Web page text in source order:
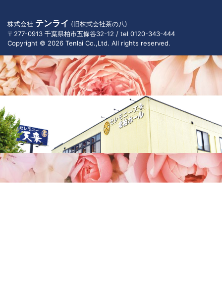
株式会社 テンライ (旧株式会社茶の八)
〒277-0913 千葉県柏市五條谷32-12 / tel 0120-343-444
Copyright © 2026 Tenlai Co.,Ltd. All rights reserved.